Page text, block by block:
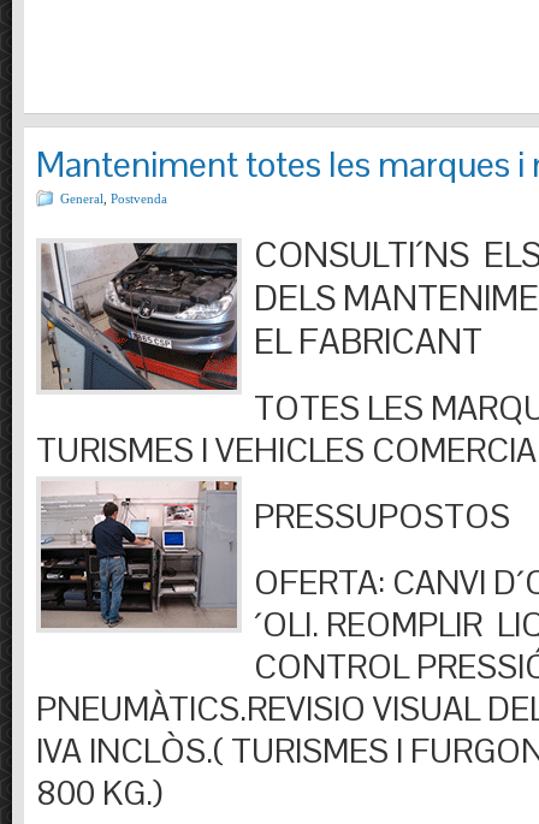
Manteniment totes les marques i
General Postvenda
CONSULTI´NS
DELS
EL FABRICANT
TOTES LES
TURISMES I VEHICLES
PRESSUPOSTOS
OFERTA: CANVI
´OLI. REOMPLIR
CONTROL
PNEUMÀTICS.REVISIO VISUAL
IVA INCLÒS.( TURISMES I
800 KG.)